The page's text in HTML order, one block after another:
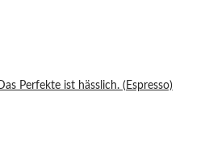
Das Perfekte ist hässlich. (Espresso)